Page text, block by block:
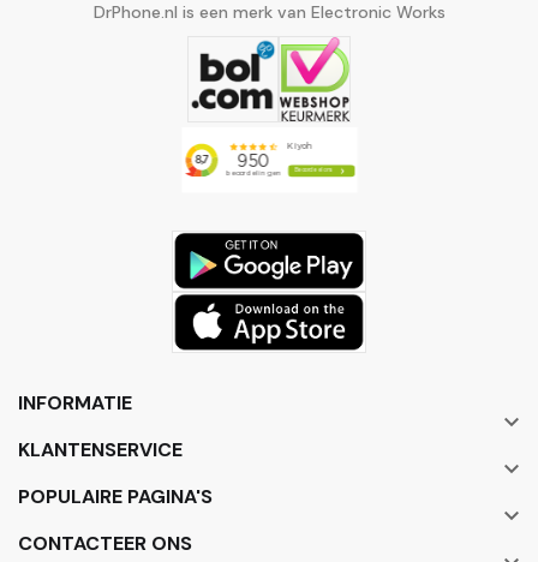
DrPhone.nl is een merk van Electronic Works
INFORMATIE

KLANTENSERVICE

POPULAIRE PAGINA'S

CONTACTEER ONS